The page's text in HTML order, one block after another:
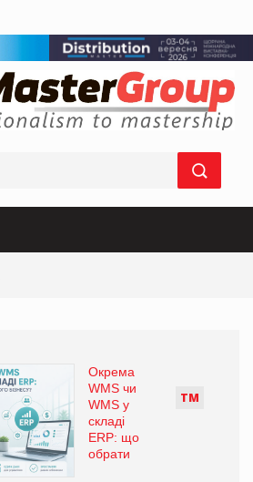
ТМ
Окрема
WMS чи
WMS у
складі
ERP: що
обрати